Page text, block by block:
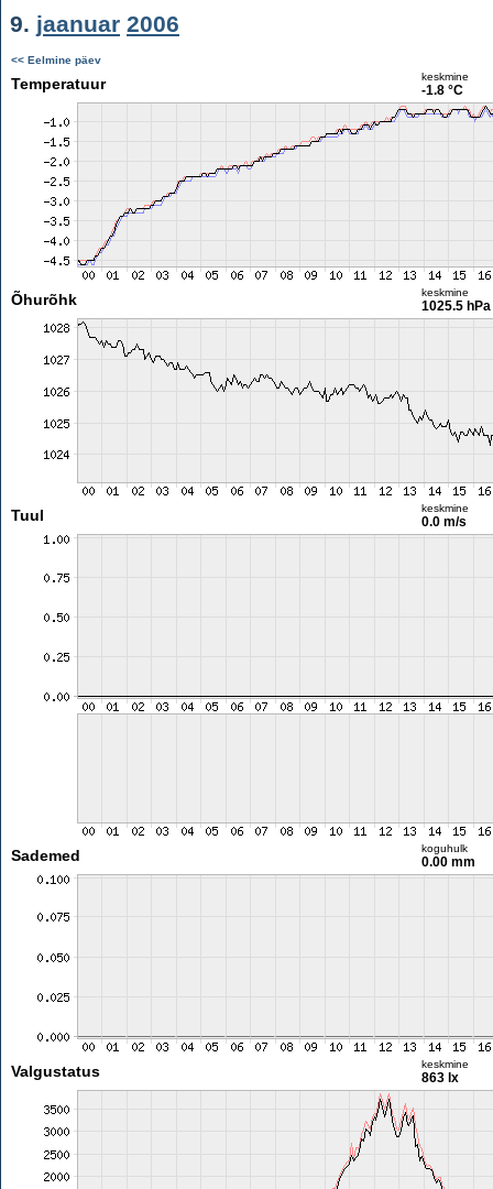
9. jaanuar 2006
<< Eelmine päev
Temperatuur keskmine
-1.8 °C
Õhurõhk keskmine
1025.5 hPa
Tuul keskmine
0.0 m/s
Sademed koguhulk
0.00 mm
Valgustatus keskmine
863 lx